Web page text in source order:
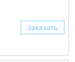
Заказать